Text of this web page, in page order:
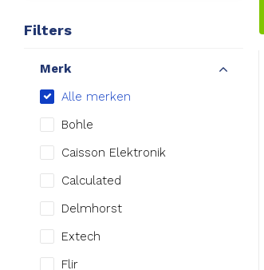
Filters
Merk
Alle merken
Bohle
Caisson Elektronik
Calculated
Delmhorst
Extech
Flir